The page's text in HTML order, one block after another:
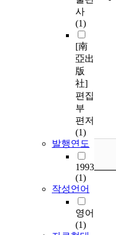
사
(1)
[南
亞出
版
社]
편집
부
편저
(1)
발행연도
1993
(1)
작성언어
영어
(1)